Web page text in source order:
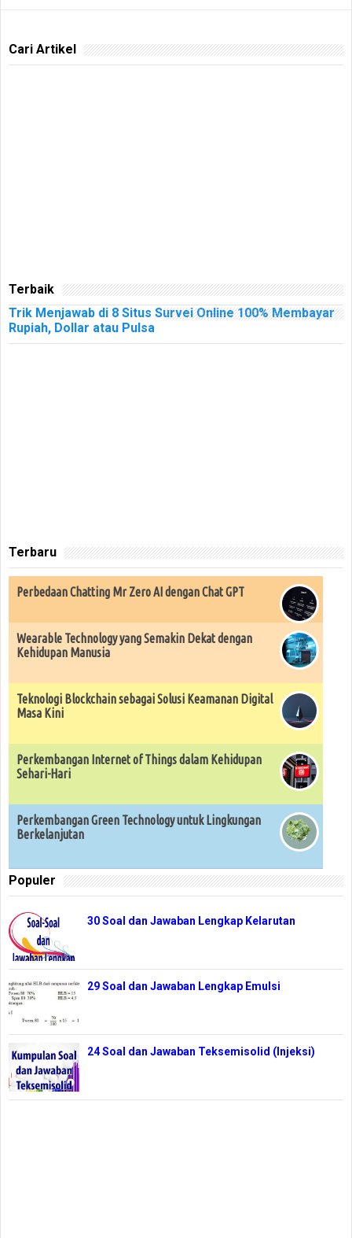
Cari Artikel
Terbaik
Trik Menjawab di 8 Situs Survei Online 100% Membayar
Rupiah, Dollar atau Pulsa
Terbaru
Perbedaan Chatting Mr Zero AI dengan Chat GPT
Wearable Technology yang Semakin Dekat dengan
Kehidupan Manusia
Teknologi Blockchain sebagai Solusi Keamanan Digital
Masa Kini
Perkembangan Internet of Things dalam Kehidupan
Sehari-Hari
Perkembangan Green Technology untuk Lingkungan
Berkelanjutan
Populer
30 Soal dan Jawaban Lengkap Kelarutan
29 Soal dan Jawaban Lengkap Emulsi
24 Soal dan Jawaban Teksemisolid (Injeksi)